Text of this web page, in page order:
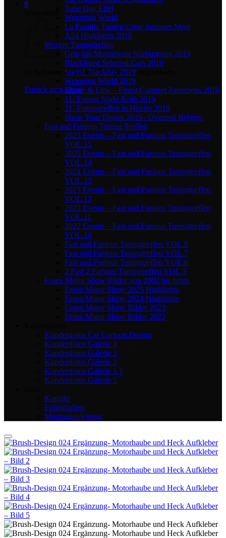
0
Es befinden sich keine Produkte im Warenkorb.
Zurück zum Shop
Tune Day Eifel
Wrapping World
La Familia Tuning Crew Summer Meet
A24 Highlights 2018
Weitere Tuningtreffen
Grip das Motorevent Nürburgring 2019
Blacklisted Selected Cars 2019
Sport1 Trackday 2019
Wrapping World 2019
Hustle & Low – Finest Carmeet Paderborn 2019
11. Tuning Night Köln 2019
11. Tuningtreffen in Höxter 2019
Show Your Dream 2019– Overpelt Belgien
Fast and Furious Tuning Treffen
2025 Events – Fast and Furious Tuningtreffen
VOL.15
2025 Events – Fast and Furious Tuningtreffen
VOL.14
2024 Events – Fast and Furious Tuningtreffen
VOL.13
2023 Events – Fast and Furious Tuningtreffen
VOL.12
2023 Events – Fast and Furious Tuningtreffen
VOL.11
2022 Events – Fast and Furious Tuningtreffen
VOL.10
Fast and Furious Tuningtreffen VOL.8
Fast and Furious Tuningtreffen VOL.7
Fast and Furious Tuningtreffen VOL.6
2 Fast 2 Furious Tuningtreffen VOL.5
Essen Motor Show Bilder von 2002 bis heute
Essen Motor Show 2025 Highlights
Essen Motor Show 2024 Highlights
Essen Motor Show Bilder 2023
Essen Motor Show Bilder 2022
Kundenfotos Car Cartoon Design
Kundenfotos Galerie 4
Kundenfotos Galerie 3
Kundenfotos Galerie 2
Kundenfotos Galerie 1.1
Kundenfotos Galerie 1
Kontakt
Folienfarben
Montageanleitung
Auf die Wunschliste